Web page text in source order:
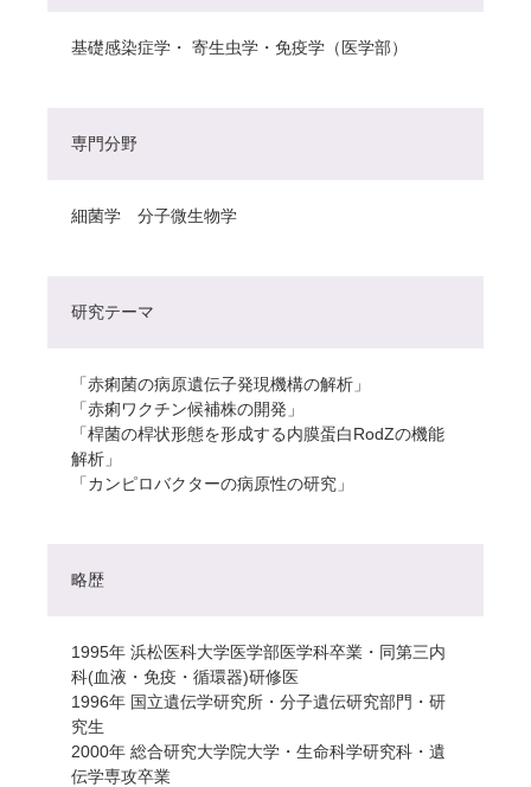
基礎感染症学・ 寄生虫学・免疫学（医学部）
専門分野
細菌学 分子微生物学
研究テーマ
「赤痢菌の病原遺伝子発現機構の解析」
「赤痢ワクチン候補株の開発」
「桿菌の桿状形態を形成する内膜蛋白RodZの機能
解析」
「カンピロバクターの病原性の研究」
略歴
1995年 浜松医科大学医学部医学科卒業・同第三内
科(血液・免疫・循環器)研修医
1996年 国立遺伝学研究所・分子遺伝研究部門・研
究生
2000年 総合研究大学院大学・生命科学研究科・遺
伝学専攻卒業